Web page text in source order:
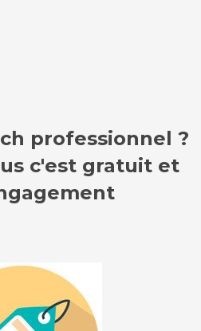
professionnel ?
c'est gratuit et